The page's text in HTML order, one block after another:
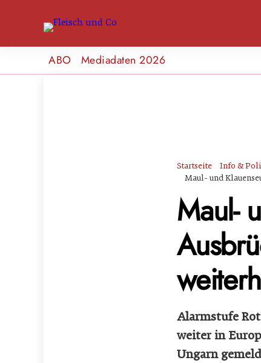
ABO Mediadaten 2026
Startseite
Info &
Maul- und
Maul-
Alarmstufe
weiter in
Ungarn